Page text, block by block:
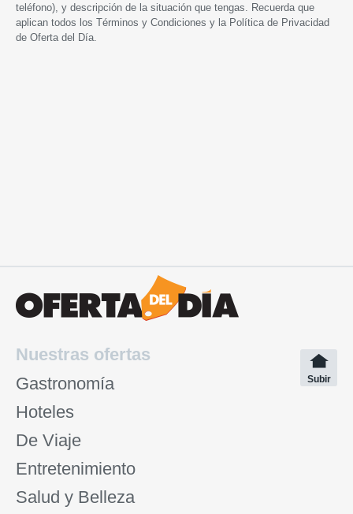
teléfono), y descripción de la situación que tengas. Recuerda que
aplican todos los Términos y Condiciones y la Política de Privacidad
de Oferta del Día.
Nuestras ofertas
Gastronomía
Hoteles
De Viaje
Entretenimiento
Salud y Belleza
Subir